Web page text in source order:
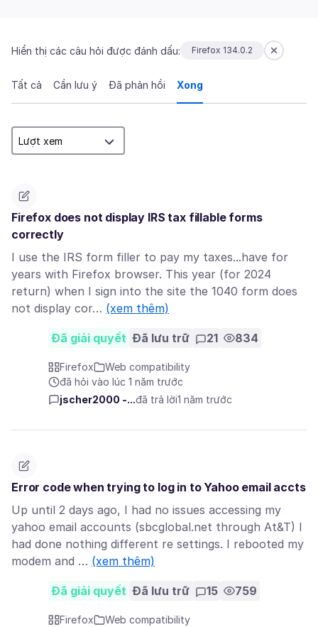
Hiển thị các câu hỏi được đánh dấu: Firefox 134.0.2
Tất cả Cần lưu ý Đã phản hồi Xong
Firefox does not display IRS tax fillable forms
correctly
I use the IRS form filler to pay my taxes...have for
years with Firefox browser. This year (for 2024
return) when I sign into the site the 1040 form does
not display cor… (xem thêm)
Đã giải quyết Đã lưu trữ 21 834
Firefox
Web compatibility
đã hỏi vào lúc 1 năm trước
jscher2000 -...đã trả lời1 năm trước
Error code when trying to log in to Yahoo email accts
Up until 2 days ago, I had no issues accessing my
yahoo email accounts (sbcglobal.net through At&T) I
had done nothing different re settings. I rebooted my
modem and … (xem thêm)
Đã giải quyết Đã lưu trữ 15 759
Firefox
Web compatibility